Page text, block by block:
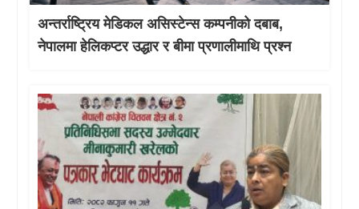
अन्तर्राष्ट्रिय मेडिकल असिस्टेन्स कम्पनीको दबाब,
नेपालमा हेलिकप्टर उद्धार र बीमा प्रणालीमाथि प्रश्न